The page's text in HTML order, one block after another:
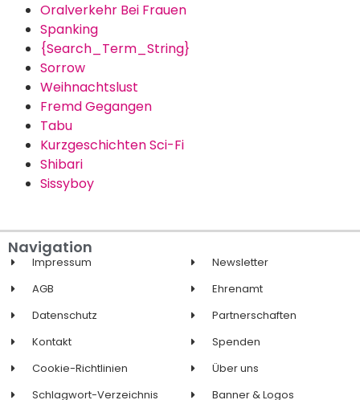
Oralverkehr Bei Frauen
Spanking
{Search_Term_String}
Sorrow
Weihnachtslust
Fremd Gegangen
Tabu
Kurzgeschichten Sci-Fi
Shibari
Sissyboy
Navigation
Impressum
AGB
Datenschutz
Kontakt
Cookie-Richtlinien
Schlagwort-Verzeichnis
Newsletter
Ehrenamt
Partnerschaften
Spenden
Über uns
Banner & Logos